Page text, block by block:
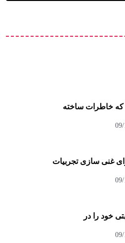
خاطرات ساخته
غنی سازی تجربیات
خود را در